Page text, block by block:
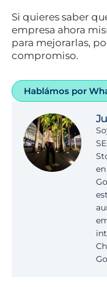
Si quieres saber
empresa ahora
para mejorarlas,
compromiso.
Hablámos por